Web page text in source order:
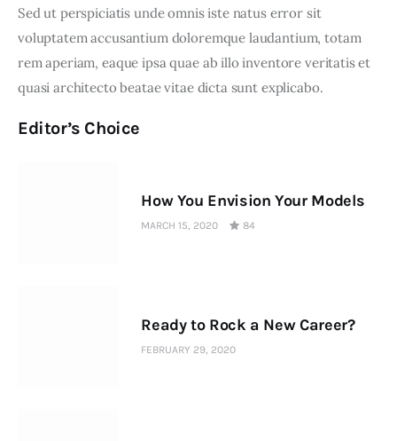
Sed ut perspiciatis unde omnis iste natus error sit
voluptatem accusantium doloremque laudantium, totam
rem aperiam, eaque ipsa quae ab illo inventore veritatis et
quasi architecto beatae vitae dicta sunt explicabo.
Editor’s Choice
How You Envision Your Models
MARCH 15, 2020 84
Ready to Rock a New Career?
FEBRUARY 29, 2020